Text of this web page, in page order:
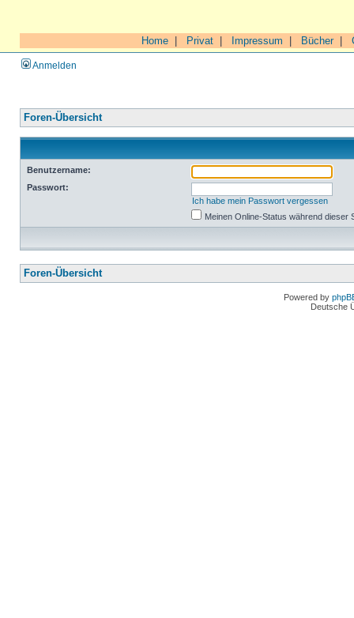
Home Privat Impressum Bücher|
Anmelden
Foren-Übersicht
Benutzername:
Passwort:
Ich habe mein Passwort vergessen
Meinen Online-Status während dieser
Foren-Übersicht
Powered by
Deutsche